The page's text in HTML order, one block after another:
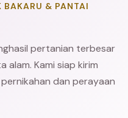
BAKARU & PANTAI
pertanian terbesar
alam. Kami siap kirim
dan perayaan